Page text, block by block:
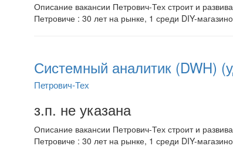
Описание вакансии Петрович-Тех строит и
Петровиче : 30 лет на рынке, 1 среди DIY-
Системный аналитик (DWH)
Петрович-Тех
з.п. не указана
Описание вакансии Петрович-Тех строит и
Петровиче : 30 лет на рынке, 1 среди DIY-